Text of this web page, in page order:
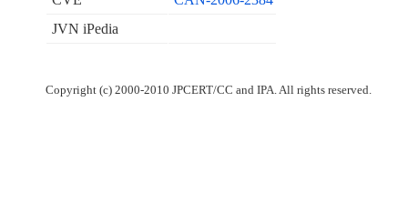
JVN iPedia
Copyright (c) 2000-2010 JPCERT/CC and IPA. All rights reserved.